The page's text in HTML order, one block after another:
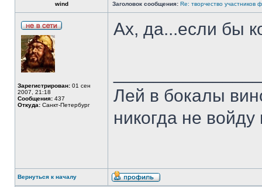
wind Заголовок сообщения: Re: творчество участников
Зарегистрирован: 01 сен
2007, 21:18
Сообщения: 437
Откуда: Санкт-Петербург
Ах, да...если бы
Лей в бокалы
никогда не
Вернуться к началу